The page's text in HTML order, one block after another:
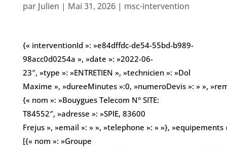
par Julien | Mai 31, 2026| msc-intervention
{« interventionId »: »e84dffdc-de54-55bd-b989-
98acc0d0254a », »date »: »2022-06-
23″, »type »: »ENTRETIEN », »technicien »: »Dol
Maxime », »dureeMinutes »:0, »numeroDevis »: » »,
{« nom »: »Bouygues Telecom N° SITE:
T84552″, »adresse »: »SPIE, 83600
Frejus », »email »: » », »telephone »: » »}, »equipements
[{« nom »: »Groupe